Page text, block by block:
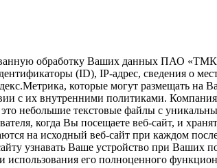
обработку Ваших данных ПАО
(ID), IP-адрес, сведения о
которые могут размещать
с их внутренними политиками.
небольшие текстовые файлы с
когда Вы посещаете веб-сайт, и
на исходный веб-сайт при каждом
узнавать Ваше устройство при Ваших
его полноценного